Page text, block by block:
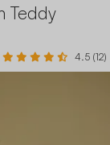
Teddy
4.5 (12)